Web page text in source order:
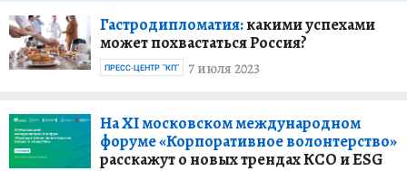
Гастродипломатия:какими успехами
может похвастаться Россия?
7 июля 2023
ПРЕСС-ЦЕНТР "КП"
На XI московском международном
форуме «Корпоративное волонтерство»
расскажут о новых трендах КСО и ESG